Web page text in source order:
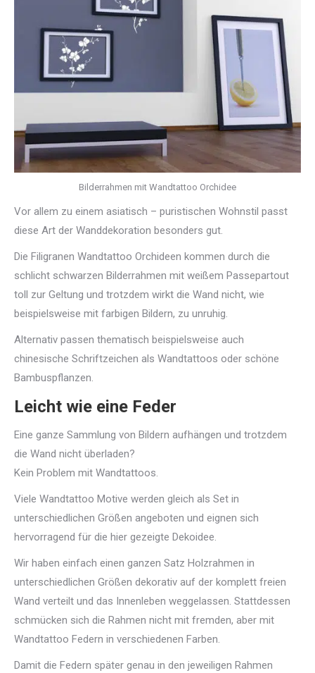
Bilderrahmen mit Wandtattoo Orchidee
Vor allem zu einem asiatisch – puristischen Wohnstil passt
diese Art der Wanddekoration besonders gut.
Die Filigranen Wandtattoo Orchideen kommen durch die
schlicht schwarzen Bilderrahmen mit weißem Passepartout
toll zur Geltung und trotzdem wirkt die Wand nicht, wie
beispielsweise mit farbigen Bildern, zu unruhig.
Alternativ passen thematisch beispielsweise auch
chinesische Schriftzeichen als Wandtattoos oder schöne
Bambuspflanzen.
Leicht wie eine Feder
Eine ganze Sammlung von Bildern aufhängen und trotzdem
die Wand nicht überladen?
Kein Problem mit Wandtattoos.
Viele Wandtattoo Motive werden gleich als Set in
unterschiedlichen Größen angeboten und eignen sich
hervorragend für die hier gezeigte Dekoidee.
Wir haben einfach einen ganzen Satz Holzrahmen in
unterschiedlichen Größen dekorativ auf der komplett freien
Wand verteilt und das Innenleben weggelassen. Stattdessen
schmücken sich die Rahmen nicht mit fremden, aber mit
Wandtattoo Federn in verschiedenen Farben.
Damit die Federn später genau in den jeweiligen Rahmen